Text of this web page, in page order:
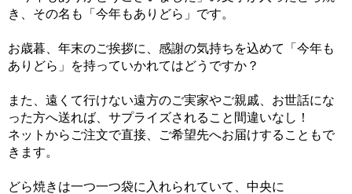
き、その名も「今年もありどら」です。
お歳暮、年末のご挨拶に、感謝の気持ちを込めて「今年も
ありどら」を持っていかれてはどうですか？
また、遠くて行けない遠方のご実家やご親戚、お世話にな
った方へ送れば、サプライズされること間違いなし！
ネットからご注文で直接、ご希望先へお届けすることもで
きます。
どら焼きは一つ一つ袋に入れられていて、中央に